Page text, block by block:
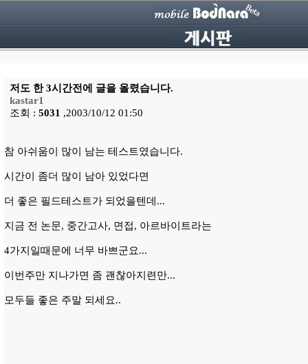
저도 한 3시간전에 글을 올렸습니다.
kastar1
조회 : 5031 ,2003/10/12 01:50
참 아쉬움이 많이 남는 테스트였습니다.
시간이 좀더 많이 남아 있었다면
더 좋은 필드테스트가 되었을텐데...
지금 전 논문, 중간고사, 면접, 아르바이트라는
4가지일때문에 너무 바쁘군요...
이번주만 지나가면 좀 괜찮아지련만...
모두들 좋은 주말 되세요..